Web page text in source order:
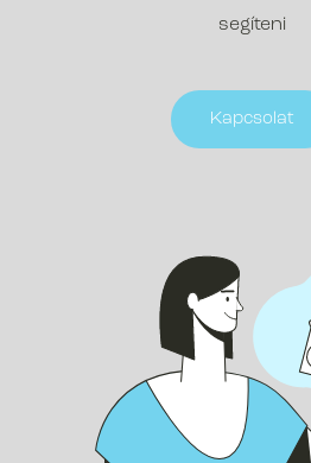
segíteni
Kapcsolat